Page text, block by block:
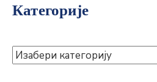
Категорије